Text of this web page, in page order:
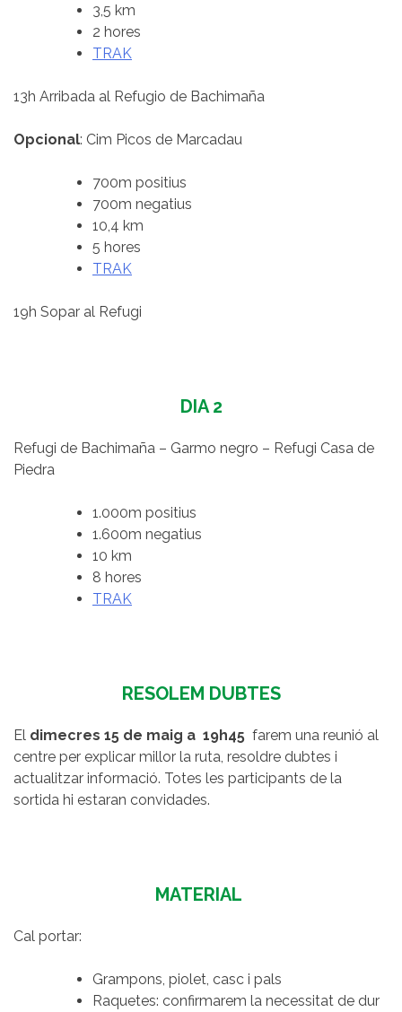
3,5 km
2 hores
TRAK
13h Arribada al Refugio de Bachimaña
Opcional: Cim Picos de Marcadau
700m positius
700m negatius
10,4 km
5 hores
TRAK
19h Sopar al Refugi
DIA 2
Refugi de Bachimaña – Garmo negro – Refugi Casa de
Piedra
1.000m positius
1.600m negatius
10 km
8 hores
TRAK
RESOLEM DUBTES
El dimecres 15 de maig a 19h45 farem una reunió al
centre per explicar millor la ruta, resoldre dubtes i
actualitzar informació. Totes les participants de la
sortida hi estaran convidades.
MATERIAL
Cal portar:
Grampons, piolet, casc i pals
Raquetes: confirmarem la necessitat de dur